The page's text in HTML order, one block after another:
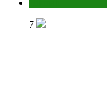
7